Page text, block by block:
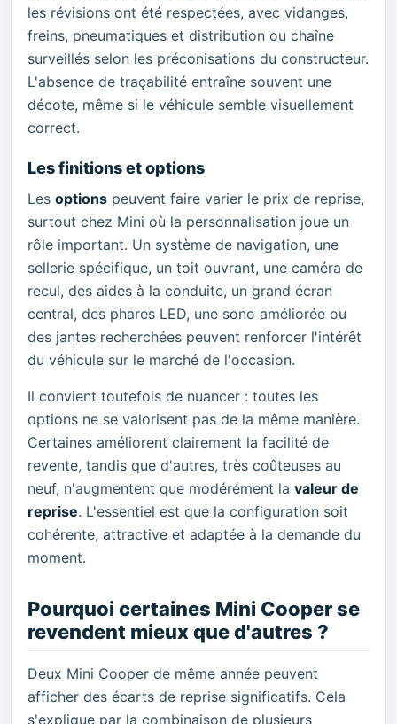
les révisions ont été respectées, avec vidanges,
freins, pneumatiques et distribution ou chaîne
surveillés selon les préconisations du constructeur.
L'absence de traçabilité entraîne souvent une
décote, même si le véhicule semble visuellement
correct.
Les finitions et options
Les options peuvent faire varier le prix de reprise,
surtout chez Mini où la personnalisation joue un
rôle important. Un système de navigation, une
sellerie spécifique, un toit ouvrant, une caméra de
recul, des aides à la conduite, un grand écran
central, des phares LED, une sono améliorée ou
des jantes recherchées peuvent renforcer l'intérêt
du véhicule sur le marché de l'occasion.
Il convient toutefois de nuancer : toutes les
options ne se valorisent pas de la même manière.
Certaines améliorent clairement la facilité de
revente, tandis que d'autres, très coûteuses au
neuf, n'augmentent que modérément la valeur de
reprise. L'essentiel est que la configuration soit
cohérente, attractive et adaptée à la demande du
moment.
Pourquoi certaines Mini Cooper se
revendent mieux que d'autres ?
Deux Mini Cooper de même année peuvent
afficher des écarts de reprise significatifs. Cela
s'explique par la combinaison de plusieurs